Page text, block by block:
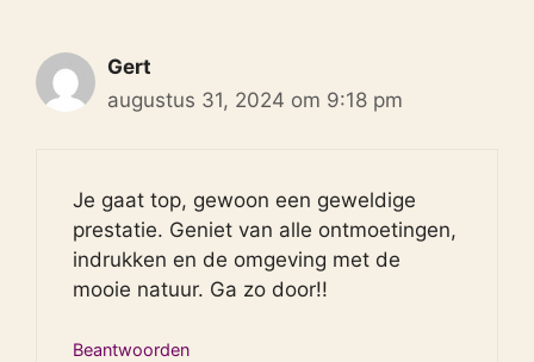
Gert
augustus 31, 2024 om 9:18 pm
Je gaat top, gewoon een geweldige
prestatie. Geniet van alle ontmoetingen,
indrukken en de omgeving met de
mooie natuur. Ga zo door!!
Beantwoorden